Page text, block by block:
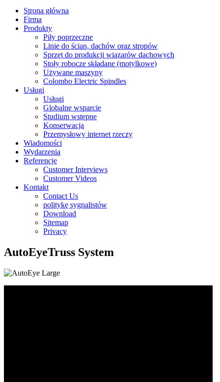
Strona główna
Firma
Produkty
Piły poprzeczne
Linie do ścian, dachów oraz stropów
Sprzęt do produkcji wiązarów dachowych
Stoły robocze składane (motylkowe)
Używane maszyny
Colombo Electric Spindles
Usługi
Usługi
Globalne wsparcie
Studium wstępne
Konserwacja
Przemysłowy internet rzeczy
Wiadomości
Wydarzenia
Referencje
Customer Interviews
Customer Videos
Kontakt
Contact Us
politykę sygnalistów
Download
Sitemap
Privacy
AutoEyeTruss System